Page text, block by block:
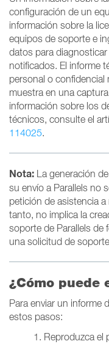
configuración de un
información sobre la
equipos de soporte e
datos para
notificados. El informe
personal o confidencial
muestra en una
información sobre los
técnicos, consulte el
114025.
Nota: La generación
su envío a Parallels no
petición de asistencia
tanto, no implica la
soporte de Parallels de
una solicitud de
¿Cómo puede
Para enviar un informe
estos pasos:
1. Reproduzca el